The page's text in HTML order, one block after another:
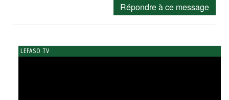
Répondre à ce message
LEFASO TV